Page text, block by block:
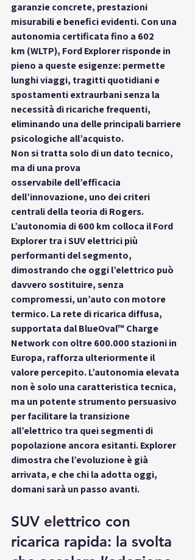
garanzie concrete, prestazioni
misurabili e benefici evidenti. Con una
autonomia certificata fino a 602
km (WLTP), Ford Explorer risponde in
pieno a queste esigenze: permette
lunghi viaggi, tragitti quotidiani e
spostamenti extraurbani senza la
necessità di ricariche frequenti,
eliminando una delle principali barriere
psicologiche all’acquisto.
Non si tratta solo di un dato tecnico,
ma di una prova
osservabile dell’efficacia
dell’innovazione, uno dei criteri
centrali della teoria di Rogers.
L’autonomia di 600 km colloca il Ford
Explorer tra i SUV elettrici più
performanti del segmento,
dimostrando che oggi l’elettrico può
davvero sostituire, senza
compromessi, un’auto con motore
termico. La rete di ricarica diffusa,
supportata dal BlueOval™ Charge
Network con oltre 600.000 stazioni in
Europa, rafforza ulteriormente il
valore percepito. L’autonomia elevata
non è solo una caratteristica tecnica,
ma un potente strumento persuasivo
per facilitare la transizione
all’elettrico tra quei segmenti di
popolazione ancora esitanti. Explorer
dimostra che l’evoluzione è già
arrivata, e che chi la adotta oggi,
domani sarà un passo avanti.
SUV elettrico con
ricarica rapida: la svolta